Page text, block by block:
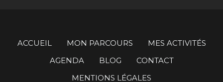
ACCUEIL MON PARCOURS
MES ACTIVITÉS
AGENDA
BLOG
CONTACT
MENTIONS LÉGALES